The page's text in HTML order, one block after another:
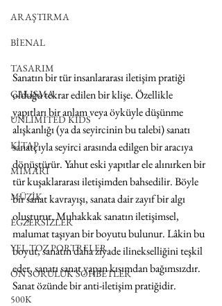
ARAŞTIRMA
BİENAL
TASARIM
ÇALIŞMA
UNLIMITED KIDS
KİTAP
MİMARİ
MÜZİK
EGZERSİZLER
YEL TOZ PORTRELER
ON SORULUK SOHBETLER
500K
Sanatın bir tür insanlararası iletişim pratiği
olduğu tekrar edilen bir klişe. Özellikle
yapıtları bir anlam veya öyküyle düşünme
alışkanlığı (ya da seyircinin bu talebi) sanatı
sanatçıyla seyirci arasında edilgen bir aracıya
dönüştürür. Yahut eski yapıtlar ele alınırken bir
tür kuşaklararası iletişimden bahsedilir. Böyle
bir sanat kavrayışı, sanata dair zayıf bir algı
oluşturur. Muhakkak sanatın iletişimsel,
malumat taşıyan bir boyutu bulunur. Lâkin bu
boyut, sanatın daha ziyade ilinekselliğini teşkil
eder, sanatı sanat yapan kısımdan bağımsızdır.
Sanat özünde bir anti-iletişim pratiğidir.